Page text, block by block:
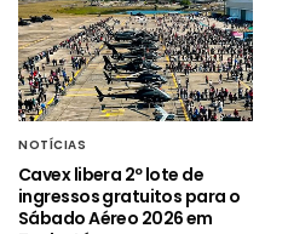
NOTÍCIAS
Cavex libera 2º lote de
ingressos gratuitos para o
Sábado Aéreo 2026 em